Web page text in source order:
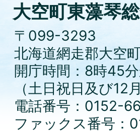
大空町東藻琴
〒099-3293
北海道網走郡大空
開庁時間：8時45
（土日祝日及び
電話番号：0152-
ファックス番号：